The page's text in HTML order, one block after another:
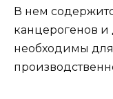
В нем
канцерогенов
необходимы